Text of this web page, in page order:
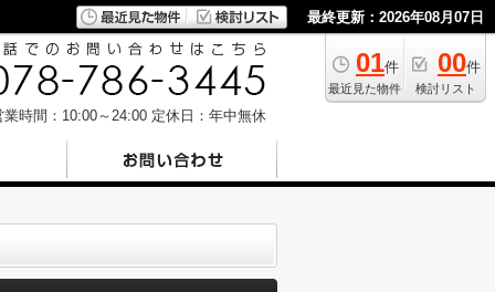
最終更新：2026年08月07日
01件
最近見た物件
00件
検討リスト
業時間：10:00～24:00 定休日：年中無休